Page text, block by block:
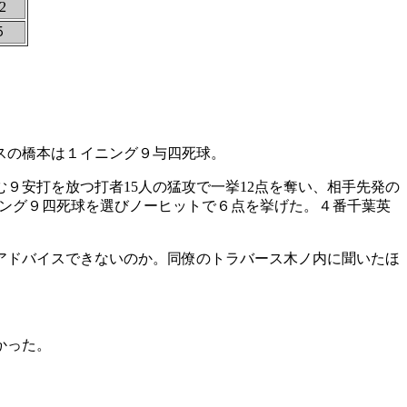
橋本は１イニング９与四死球。
安打を放つ打者15人の猛攻で一挙12点を奪い、相手先発の
グ９四死球を選びノーヒットで６点を挙げた。４番千葉英
バイスできないのか。同僚のトラバース木ノ内に聞いたほ
た。